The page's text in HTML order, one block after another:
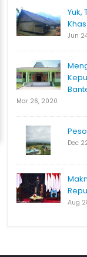
Yuk,
Jun
Mar 26, 2020
Dec
Aug